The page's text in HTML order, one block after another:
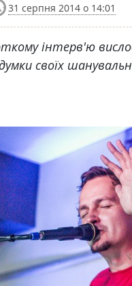
31 серпня 2014 о 14:01
інтерв'ю
своїх